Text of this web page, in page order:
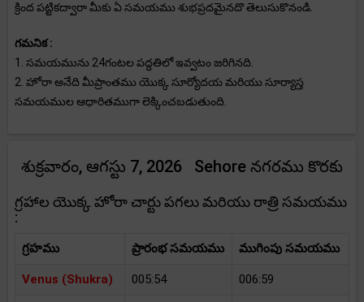
క్రింద పట్టికద్వారా మీకు ఏ సమయము శుభప్రదమైనదొ తెలుసుకొనండి.
గమనిక :
1. సమయమును 24గంటల పద్దతిలో ఇవ్వటం జరిగినది.
2. హోరా అనేది మీప్రాంతము యొక్క సూర్యోదయ మరియు సూర్యాస్త
సమయముల ఆధారితముగా లెక్కించబడుతుంది.
శుక్రవారం, ఆగస్టు 7, 2026 Sehore నగరము కొరకు
గ్రహాల యొక్క హోరా చార్టు పగలు మరియు రాత్రి సమయము
:
గ్రహము ప్రారంభ సమయము ముగింపు సమయము
Venus (Shukra) 005:54 006:59